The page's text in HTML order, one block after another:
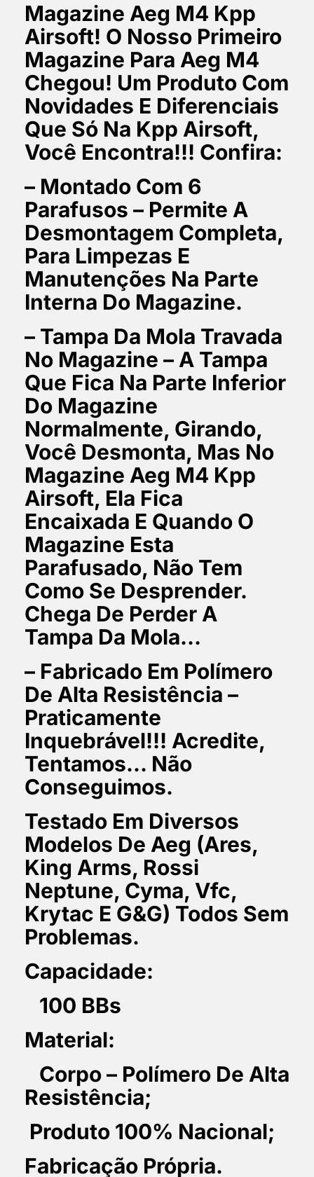
Magazine Aeg M4 Kpp
Airsoft! O Nosso Primeiro
Magazine Para Aeg M4
Chegou! Um Produto Com
Novidades E Diferenciais
Que Só Na Kpp Airsoft,
Você Encontra!!! Confira:
– Montado Com 6
Parafusos – Permite A
Desmontagem Completa,
Para Limpezas E
Manutenções Na Parte
Interna Do Magazine.
– Tampa Da Mola Travada
No Magazine – A Tampa
Que Fica Na Parte Inferior
Do Magazine
Normalmente, Girando,
Você Desmonta, Mas No
Magazine Aeg M4 Kpp
Airsoft, Ela Fica
Encaixada E Quando O
Magazine Esta
Parafusado, Não Tem
Como Se Desprender.
Chega De Perder A
Tampa Da Mola…
– Fabricado Em Polímero
De Alta Resistência –
Praticamente
Inquebrável!!! Acredite,
Tentamos… Não
Conseguimos.
Testado Em Diversos
Modelos De Aeg (Ares,
King Arms, Rossi
Neptune, Cyma, Vfc,
Krytac E G&G) Todos Sem
Problemas.
Capacidade:
100 BBs
Material:
Corpo – Polímero De Alta
Resistência;
Produto 100% Nacional;
Fabricação Própria.